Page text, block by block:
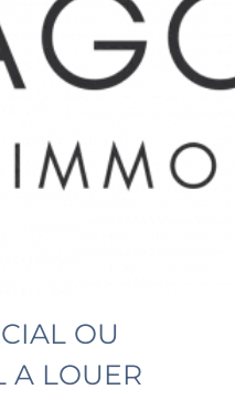
comprises)
OU
A LOUER